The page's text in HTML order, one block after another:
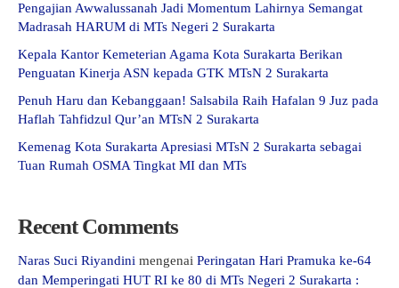
Pengajian Awwalussanah Jadi Momentum Lahirnya Semangat
Madrasah HARUM di MTs Negeri 2 Surakarta
Kepala Kantor Kemeterian Agama Kota Surakarta Berikan
Penguatan Kinerja ASN kepada GTK MTsN 2 Surakarta
Penuh Haru dan Kebanggaan! Salsabila Raih Hafalan 9 Juz pada
Haflah Tahfidzul Qur’an MTsN 2 Surakarta
Kemenag Kota Surakarta Apresiasi MTsN 2 Surakarta sebagai
Tuan Rumah OSMA Tingkat MI dan MTs
Recent Comments
Naras Suci Riyandini mengenai Peringatan Hari Pramuka ke-64
dan Memperingati HUT RI ke 80 di MTs Negeri 2 Surakarta :